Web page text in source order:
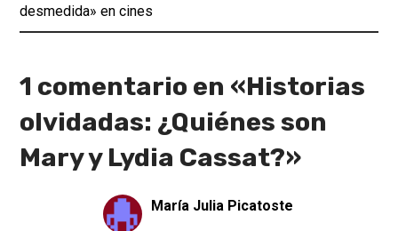
siguiente:
desmedida» en cines
1 comentario en «Historias
olvidadas: ¿Quiénes son
Mary y Lydia Cassat?»
María Julia Picatoste